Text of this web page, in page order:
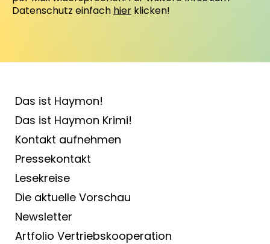
Datenschutz einfach hier klicken!
Das ist Haymon!
Das ist Haymon Krimi!
Kontakt aufnehmen
Pressekontakt
Lesekreise
Die aktuelle Vorschau
Newsletter
Artfolio Vertriebs­kooperation